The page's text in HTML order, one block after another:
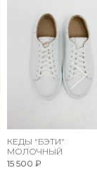
КЕДЫ "БЭТИ"
МОЛОЧНЫЙ
15 500 ₽